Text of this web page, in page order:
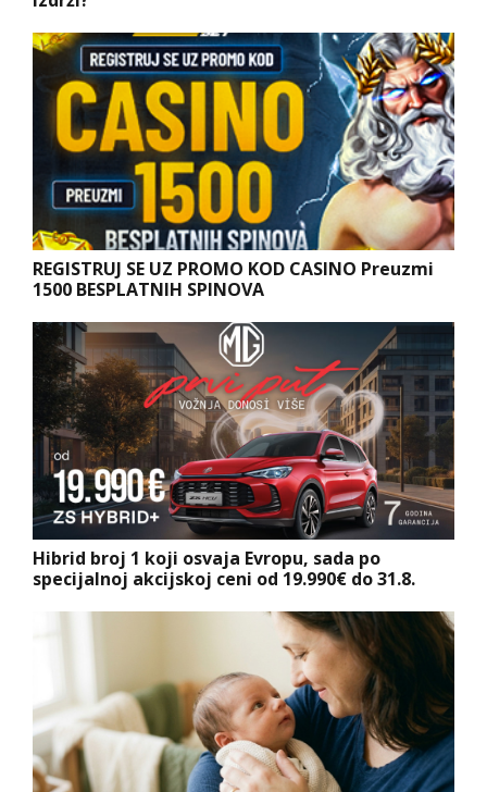
REGISTRUJ SE UZ PROMO KOD CASINO Preuzmi
1500 BESPLATNIH SPINOVA
Hibrid broj 1 koji osvaja Evropu, sada po
specijalnoj akcijskoj ceni od 19.990€ do 31.8.